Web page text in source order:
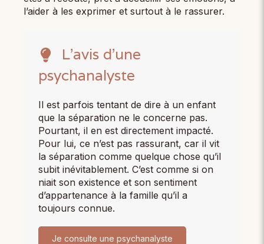
l’aider à les exprimer et surtout à le rassurer.
L’avis d’une
psychanalyste
Il est parfois tentant de dire à un enfant
que la séparation ne le concerne pas.
Pourtant, il en est directement impacté.
Pour lui, ce n’est pas rassurant, car il vit
la séparation comme quelque chose qu’il
subit inévitablement. C’est comme si on
niait son existence et son sentiment
d’appartenance à la famille qu’il a
toujours connue.
Je consulte une psychanalyste